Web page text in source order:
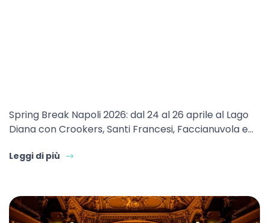
Spring Break Napoli 2026: dal 24 al 26 aprile al Lago
Diana con Crookers, Santi Francesi, Faccianuvola e…
Leggi di più